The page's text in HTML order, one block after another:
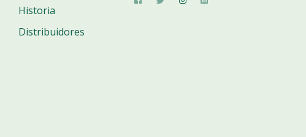
Historia
Distribuidores